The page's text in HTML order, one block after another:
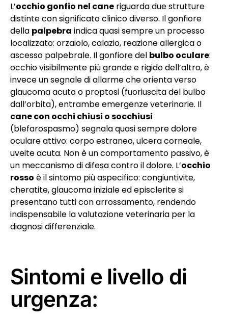
L’occhio gonfio nel cane riguarda due strutture
distinte con significato clinico diverso. Il gonfiore
della palpebra indica quasi sempre un processo
localizzato: orzaiolo, calazio, reazione allergica o
ascesso palpebrale. Il gonfiore del bulbo oculare:
occhio visibilmente più grande e rigido dell’altro, è
invece un segnale di allarme che orienta verso
glaucoma acuto o proptosi (fuoriuscita del bulbo
dall’orbita), entrambe emergenze veterinarie. Il
cane con occhi chiusi o socchiusi
(blefarospasmo) segnala quasi sempre dolore
oculare attivo: corpo estraneo, ulcera corneale,
uveite acuta. Non è un comportamento passivo, è
un meccanismo di difesa contro il dolore. L’occhio
rosso è il sintomo più aspecifico: congiuntivite,
cheratite, glaucoma iniziale ed episclerite si
presentano tutti con arrossamento, rendendo
indispensabile la valutazione veterinaria per la
diagnosi differenziale.
Sintomi e livello di
urgenza: